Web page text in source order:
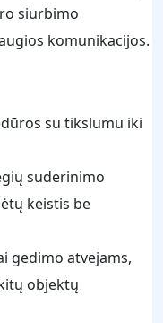
siurbimo
komunikacijos.
su tikslumu iki
suderinimo
keistis be
gedimo atvejams,
objektų